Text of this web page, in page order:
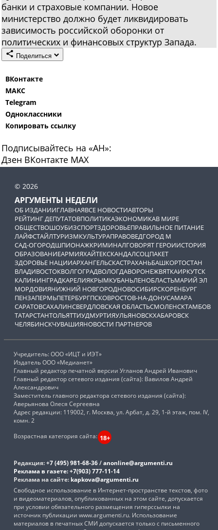
банки и страховые компании. Новое
министерство должно будет ликвидировать
зависимость российской оборонки от
политических и финансовых структур Запада.
Поделиться
ВКонтакте
МАКС
Telegram
Одноклассники
Копировать ссылку
Подписывайтесь на «АН»:
Дзен ВКонтакте МАХ
© 2026
АРГУМЕНТЫ НЕДЕЛИ
ОБ ИЗДАНИИГЛАВНАЯВСЕ НОВОСТИАВТОРЫ
РЕЙТИНГ ДЕПУТАТОВПОЛИТИКАЭКОНОМИКАВ МИРЕ
ОБЩЕСТВОШОУБИЗСПОРТЗДОРОВЬЕПРАВИЛЬНОЕ ПИТАНИЕ
ЛАЙФСТАЙЛТУРИЗМКУЛЬТУРАПРАВОВЕДГОРОД М
САД-ОГОРОДШПИОНАЖКРИМИНАЛГОВОРЯТ ГЕРОИИСТОРИЯ
ОБРАЗОВАНИЕАРМИЯХАЙТЕКСКАНДАЛСОЦПАКЕТ
ЗДОРОВЬЕ НАЦИИАРХАНГЕЛЬСКАСТРАХАНЬБАШКОРТОСТАН
ВЛАДИВОСТОКВОЛГОГРАДВОЛОГДАВОРОНЕЖВЯТКАИРКУТСК
КАЛИНИНГРАДКАРЕЛИЯКРЫМКУБАНЬЛЕНОБЛАСТЬМАРИЙ ЭЛ
МОРДОВИЯНИЖНИЙ НОВГОРОДНОВОСИБИРСКОРЕНБУРГ
ПЕНЗАПЕРМЬПЕТЕРБУРГПСКОВРОСТОВ-НА-ДОНУСАМАРА
САРАТОВСАХАЛИНСВЕРДЛОВСКАЯ ОБЛАСТЬСМОЛЕНСКТАМБОВ
ТАТАРСТАНТОЛЬЯТТИУДМУРТИЯУЛЬЯНОВСКХАБАРОВСК
ЧЕЛЯБИНСКЧУВАШИЯНОВОСТИ ПАРТНЕРОВ
Учредитель: ООО «ИЦТ и ИЭТ»
Издатель ООО «Медианет»
Главный редактор печатной версии Угланов Андрей Иванович
Главный редактор сетевого издания (сайта): Вавилов Андрей
Александрович
Заместитель главного редактора сетевого издания (сайта):
Аверьянова Олеся Сергеевна
Адрес редакции: 119002, г. Москва, ул. Арбат, д. 29, 1-й этаж, пом. IV,
комн. 2
Возрастная категория сайта: 18+
Редакция:+7 (495) 981-68-36/anonline@argumenti.ru
Реклама в газете:+7(903) 777-11-14
Реклама на сайте: kapkova@argumenti.ru
Свободное использование в Интернет-пространстве текстов, фото
и видеоматериалов, опубликованных на этом сайте, допускается
при условии обязательного размещения гиперссылки на
источник публикации www.argumenti.ru. Использование
материалов в печатных СМИ допускается только с письменного